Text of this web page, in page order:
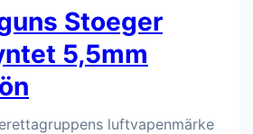
Stoeger
5,5mm
luftvapenmärke